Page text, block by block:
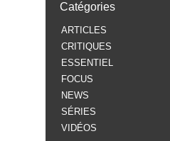
Catégories
ARTICLES
CRITIQUES
ESSENTIEL
FOCUS
NEWS
SÉRIES
VIDÉOS